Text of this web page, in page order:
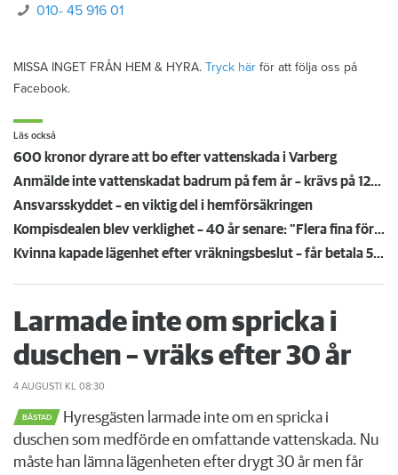
010- 45 916 01
MISSA INGET FRÅN HEM & HYRA. Tryck här för att följa oss på
Facebook.
Läs också
600 kronor dyrare att bo efter vattenskada i Varberg
Anmälde inte vattenskadat badrum på fem år – krävs på 125 000 kronor
Ansvarsskyddet – en viktig del i hemförsäkringen
Kompisdealen blev verklighet – 40 år senare: "Flera fina fördelar med att dela bostad"
Kvinna kapade lägenhet efter vräkningsbeslut – får betala 50 000
Larmade inte om spricka i
duschen – vräks efter 30 år
4 AUGUSTI KL 08:30
BÅSTAD
Hyresgästen larmade inte om en spricka i
duschen som medförde en omfattande vattenskada. Nu
måste han lämna lägenheten efter drygt 30 år men får